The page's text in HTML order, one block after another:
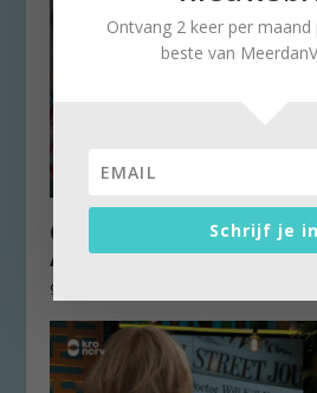
Amsterdamse
9 februari 2022
Ontvang 2 keer per
beste van
Schrijf je in